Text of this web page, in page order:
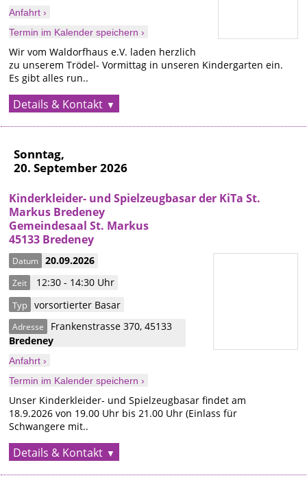
Anfahrt ›
Termin im Kalender speichern ›
Wir vom Waldorfhaus e.V. laden herzlich
zu unserem Trödel- Vormittag in unseren Kindergarten ein.
Es gibt alles run..
Details & Kontakt
Sonntag,
20. September 2026
Kinderkleider- und Spielzeugbasar der KiTa St.
Markus Bredeney
Gemeindesaal St. Markus
45133 Bredeney
Datum 20.09.2026
Zeit 12:30 - 14:30 Uhr
Typ vorsortierter Basar
Adresse Frankenstrasse 370,45133
Bredeney
Anfahrt ›
Termin im Kalender speichern ›
Unser Kinderkleider- und Spielzeugbasar findet am
18.9.2026 von 19.00 Uhr bis 21.00 Uhr (Einlass für
Schwangere mit..
Details & Kontakt